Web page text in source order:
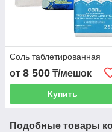
Соль таблетированная
от 8 500 ₸/мешок
Купить
Подобные товары